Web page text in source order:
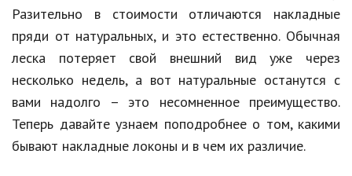
Домашние животные
Семья и дети
Путешествия
Строительство
Культура и общество
Разительно в стоимости отличаются накладные
пряди от натуральных, и это естественно. Обычная
леска потеряет свой внешний вид уже через
несколько недель, а вот натуральные останутся с
вами надолго – это несомненное преимущество.
Теперь давайте узнаем поподробнее о том, какими
бывают накладные локоны и в чем их различие.